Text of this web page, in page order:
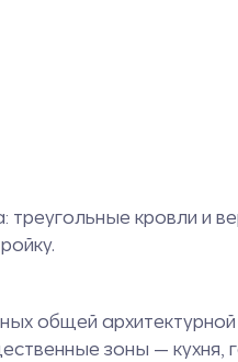
треугольные кровли и
общей
зоны — кухня,